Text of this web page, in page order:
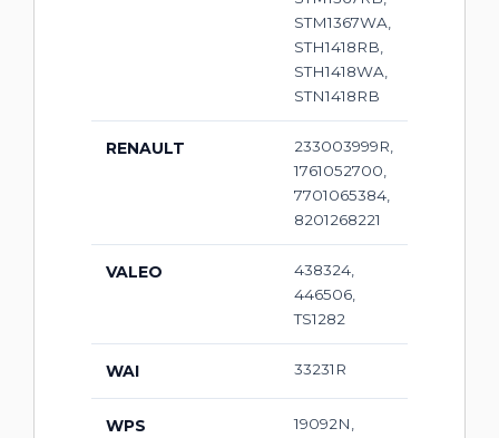
STM1367WA,
STH1418RB,
STH1418WA,
STN1418RB
RENAULT
233003999R,
1761052700,
7701065384,
8201268221
VALEO
438324,
446506,
TS1282
WAI 33231R
WPS
19092N,